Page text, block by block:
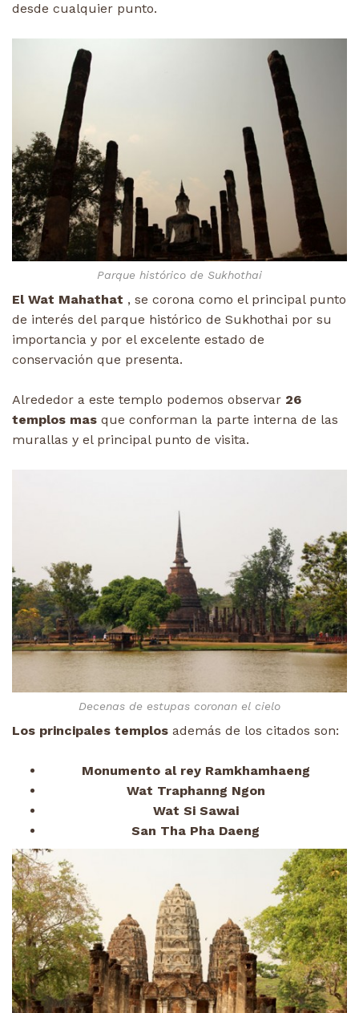
desde cualquier punto.
Parque histórico de Sukhothai
El Wat Mahathat , se corona como el principal punto
de interés del parque histórico de Sukhothai por su
importancia y por el excelente estado de
conservación que presenta.
Alrededor a este templo podemos observar 26
templos mas que conforman la parte interna de las
murallas y el principal punto de visita.
Decenas de estupas coronan el cielo
Los principales templos además de los citados son:
Monumento al rey Ramkhamhaeng
Wat Traphanng Ngon
Wat Si Sawai
San Tha Pha Daeng